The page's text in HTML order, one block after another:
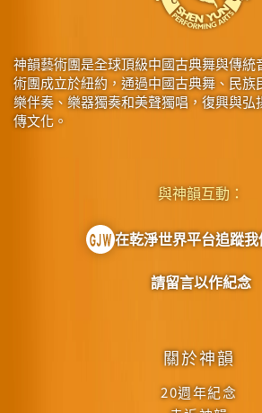
神韻藝術團是全球頂級中國古典舞與傳統
術團成立於紐約，通過中國古典舞、民族
樂伴奏、樂器獨奏和美聲獨唱，復興與弘
傳文化。
關於神韻
20週年紀念
與神韻互動：
在乾淨世界平台追蹤我
請留言以作紀念